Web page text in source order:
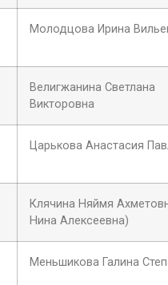
Молодцова Ирина
Велигжанина Светлана
Викторовна
Царькова Анастасия
Клячина Няймя
Нина Алексеевна)
Меньшикова Галина